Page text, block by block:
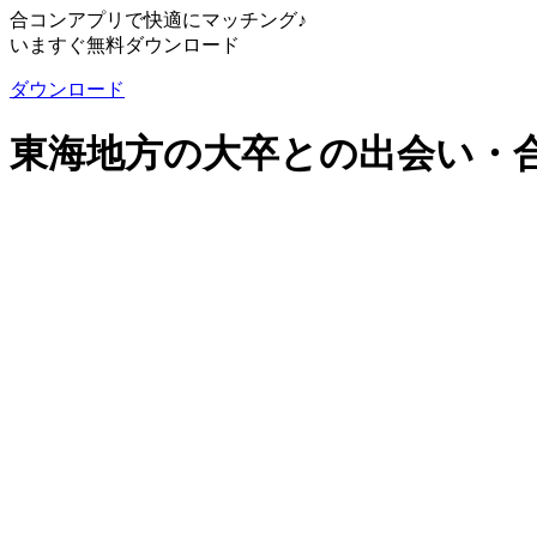
合コンアプリで快適にマッチング♪
いますぐ無料ダウンロード
ダウンロード
東海地方の大卒との出会い・